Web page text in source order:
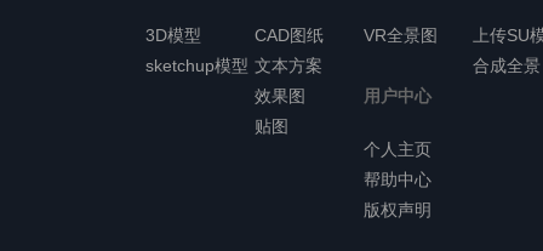
3D模型
sketchup模型
CAD图纸
文本方案
效果图
贴图
VR全景图
上传SU
合成全景
用户中心
个人主页
帮助中心
版权声明